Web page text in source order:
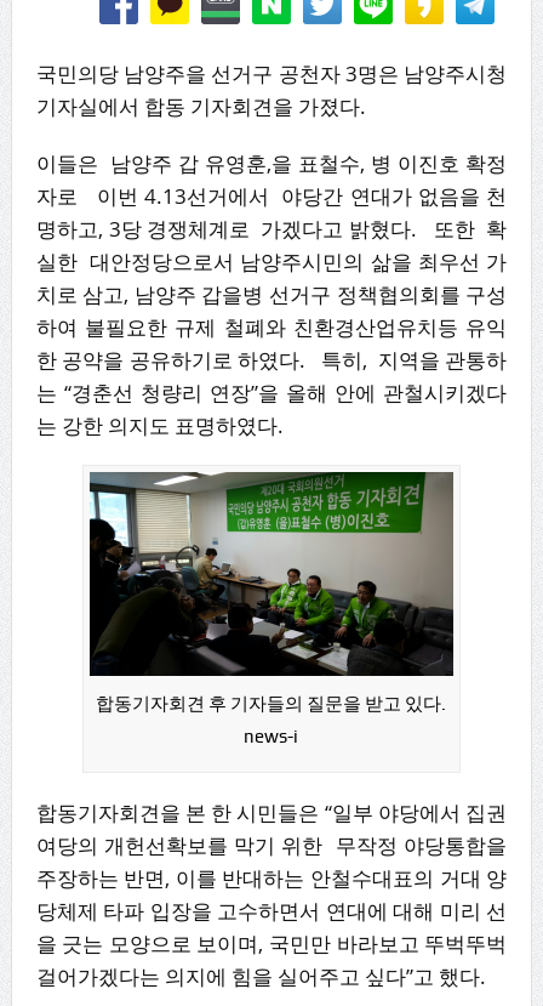
국민의당 남양주을 선거구 공천자 3명은 남양주시청
기자실에서 합동 기자회견을 가졌다.
이들은 남양주 갑 유영훈,을 표철수, 병 이진호 확정
자로 이번 4.13선거에서 야당간 연대가 없음을 천
명하고, 3당 경쟁체계로 가겠다고 밝혔다. 또한 확
실한 대안정당으로서 남양주시민의 삶을 최우선 가
치로 삼고, 남양주 갑을병 선거구 정책협의회를 구성
하여 불필요한 규제 철폐와 친환경산업유치등 유익
한 공약을 공유하기로 하였다. 특히, 지역을 관통하
는 “경춘선 청량리 연장”을 올해 안에 관철시키겠다
는 강한 의지도 표명하였다.
합동기자회견 후 기자들의 질문을 받고 있다.
news-i
합동기자회견을 본 한 시민들은 “일부 야당에서 집권
여당의 개헌선확보를 막기 위한 무작정 야당통합을
주장하는 반면, 이를 반대하는 안철수대표의 거대 양
당체제 타파 입장을 고수하면서 연대에 대해 미리 선
을 긋는 모양으로 보이며, 국민만 바라보고 뚜벅뚜벅
걸어가겠다는 의지에 힘을 실어주고 싶다”고 했다.